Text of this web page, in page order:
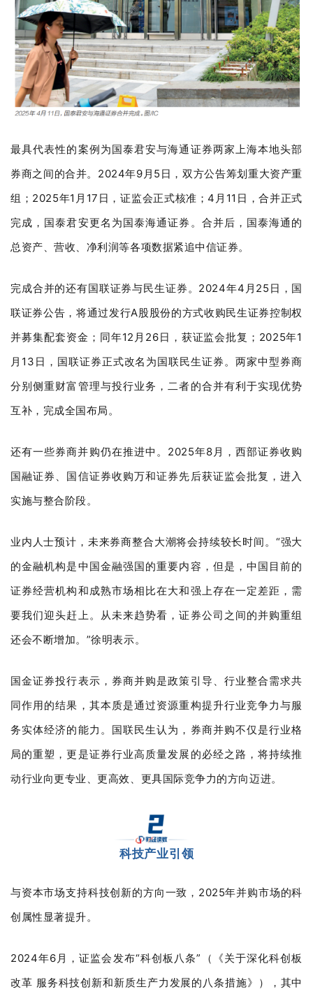
最具代表性的案例为国泰君安与海通证券两家上海本地头部
券商之间的合并。2024年9月5日，双方公告筹划重大资产重
组；2025年1月17日，证监会正式核准；4月11日，合并正式
完成，国泰君安更名为国泰海通证券。合并后，国泰海通的
总资产、营收、净利润等各项数据紧追中信证券。
完成合并的还有国联证券与民生证券。2024年4月25日，国
联证券公告，将通过发行A股股份的方式收购民生证券控制权
并募集配套资金；同年12月26日，获证监会批复；2025年1
月13日，国联证券正式改名为国联民生证券。两家中型券商
分别侧重财富管理与投行业务，二者的合并有利于实现优势
互补，完成全国布局。
还有一些券商并购仍在推进中。2025年8月，西部证券收购
国融证券、国信证券收购万和证券先后获证监会批复，进入
实施与整合阶段。
业内人士预计，未来券商整合大潮将会持续较长时间。“强大
的金融机构是中国金融强国的重要内容，但是，中国目前的
证券经营机构和成熟市场相比在大和强上存在一定差距，需
要我们迎头赶上。从未来趋势看，证券公司之间的并购重组
还会不断增加。”徐明表示。
国金证券投行表示，券商并购是政策引导、行业整合需求共
同作用的结果，其本质是通过资源重构提升行业竞争力与服
务实体经济的能力。国联民生认为，券商并购不仅是行业格
局的重塑，更是证券行业高质量发展的必经之路，将持续推
动行业向更专业、更高效、更具国际竞争力的方向迈进。
科技产业引领
与资本市场支持科技创新的方向一致，2025年并购市场的科
创属性显著提升。
2024年6月，证监会发布“科创板八条”（《关于深化科创板
改革 服务科技创新和新质生产力发展的八条措施》），其中